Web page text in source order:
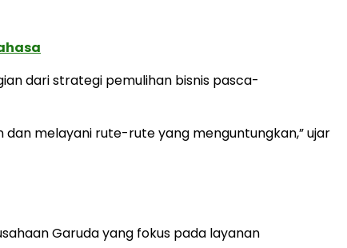
dari strategi pemulihan bisnis pasca-
melayani rute-rute yang menguntungkan,” ujar
Garuda yang fokus pada layanan